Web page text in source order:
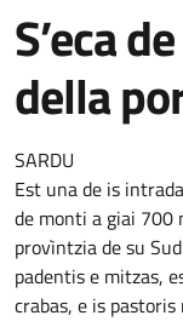
S’eca
della
Dettagli
SARDU
Est una de is
de monti a giai 700
provìntzia de su
padentis e mitzas,
crabas, e is